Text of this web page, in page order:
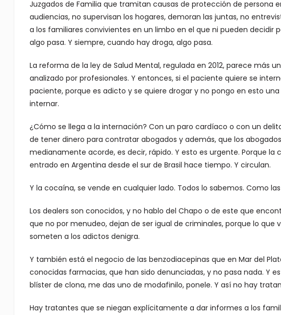
Juzgados de Familia que tramitan causas de protección de persona
audiencias, no supervisan los hogares, demoran las juntas, no
a los familiares convivientes en un limbo en el que ni pueden decidir
algo pasa. Y siempre, cuando hay droga, algo pasa.
La reforma de la ley de Salud Mental, regulada en 2012, parece más
analizado por profesionales. Y entonces, si el paciente quiere se
paciente, porque es adicto y se quiere drogar y no pongo en esto
internar.
¿Cómo se llega a la internación? Con un paro cardíaco o con un
de tener dinero para contratar abogados y además, que los
medianamente acorde, es decir, rápido. Y esto es urgente. Porque la
entrado en Argentina desde el sur de Brasil hace tiempo. Y circulan.
Y la cocaína, se vende en cualquier lado. Todos lo sabemos. Como
Los dealers son conocidos, y no hablo del Chapo o de este que
que no por menudeo, dejan de ser igual de criminales, porque lo que
someten a los adictos denigra.
Y también está el negocio de las benzodiacepinas que en Mar del
conocidas farmacias, que han sido denunciadas, y no pasa nada. Y
blíster de clona, me das uno de modafinilo, ponele. Y así no hay
Hay tratantes que se niegan explícitamente a dar informes a los